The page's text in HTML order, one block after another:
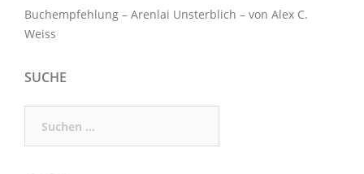
Buchempfehlung – Arenlai Unsterblich – von Alex C.
Weiss
SUCHE
nach: